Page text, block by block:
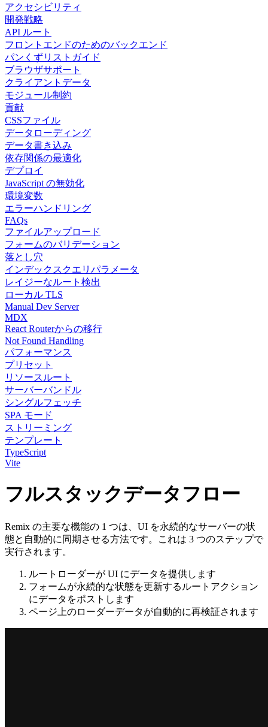
アクセシビリティ
開発戦略
API ルート
フロントエンドのためのバックエンド
パンくずリストガイド
ブラウザサポート
クライアントデータ
モジュール制約
貢献
CSSファイル
データローディング
データ書き込み
依存関係の最適化
デプロイ
JavaScript の無効化
環境変数
エラーハンドリング
FAQs
ファイルアップロード
フォームのバリデーション
落とし穴
インデックスクエリパラメータ
レイジーなルート検出
ローカル TLS
Manual Dev Server
MDX
React Routerからの移行
Not Found Handling
パフォーマンス
プリセット
リソースルート
サーバーバンドル
シングルフェッチ
SPA モード
ストリーミング
テンプレート
TypeScript
Vite
フルスタックデータフロー
Remix の主要な機能の 1 つは、UI を永続的なサーバーの状
態と自動的に同期させる方法です。これは 3 つのステップで
実行されます。
ルートローダーが UI にデータを提供します
フォームが永続的な状態を更新するルートアクション
にデータをポストします
ページ上のローダーデータが自動的に再検証されます